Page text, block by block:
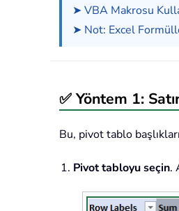
➤ VBA Makrosu
➤ Not: Excel
✅ Yöntem 1:
Bu, pivot tablo
Pivot tabloyu seçin.